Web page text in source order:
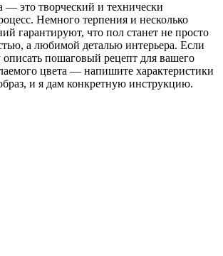
— это творческий и технически
Немного терпения и несколько
гарантируют, что пол станет не просто
а любимой деталью интерьера. Если
описать пошаговый рецепт для вашего
цвета — напишите характеристики
и я дам конкретную инструкцию.